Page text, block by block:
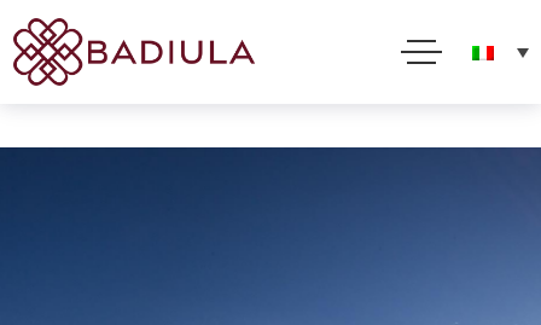
al loro impiego in conformità alla nostra Cookie Policy